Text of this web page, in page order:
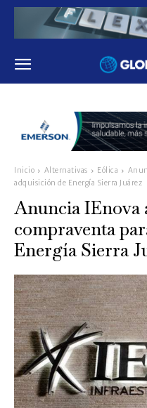
Inicio Alternativas Eólica
adquisición de Energía Sierra Juárez
Anuncia IEnova
compraventa
Energía Sierra